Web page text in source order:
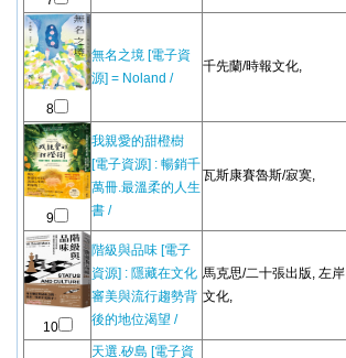
8
無名之境 [電子資
源] = Noland /
千先蘭/時報文化,
9
我親愛的甜橙樹
[電子資源] : 暢銷千
萬冊.最溫柔的人生
書 /
瓦斯康賽魯斯/寂寞,
10
階級與品味 [電子
資源] : 隱藏在文化
審美與流行趨勢背
後的地位渴望 /
馬克思/二十張出版, 左岸
文化,
天選.矽島 [電子資